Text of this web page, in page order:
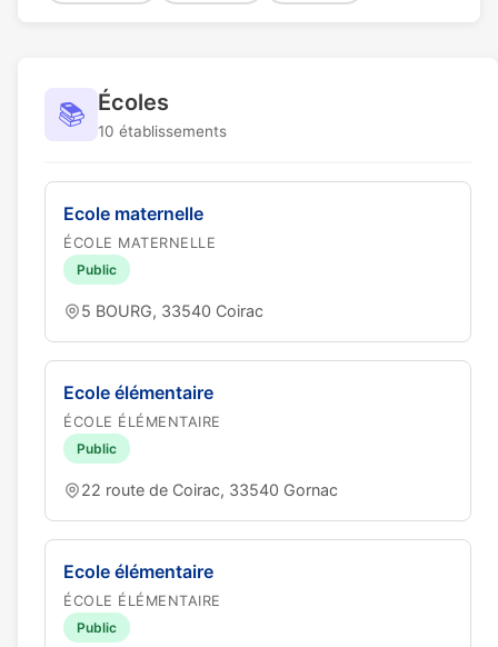
📚 Écoles
10 établissements
Ecole maternelle
ÉCOLE MATERNELLE
Public
5 BOURG, 33540 Coirac
Ecole élémentaire
ÉCOLE ÉLÉMENTAIRE
Public
22 route de Coirac, 33540 Gornac
Ecole élémentaire
ÉCOLE ÉLÉMENTAIRE
Public